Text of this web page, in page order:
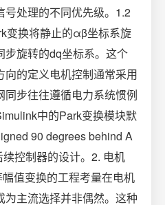
号处理的不同优先级。1.2
变换将静止的αβ坐标系旋
步旋转的dq坐标系。这个
的定义电机控制通常采用
步往往遵循电力系统惯例
中的Park变换模块默
90 degrees behind A
控制器的设计。2. 电机
值变换的工程考量在电机
为主流选择并非偶然。这种